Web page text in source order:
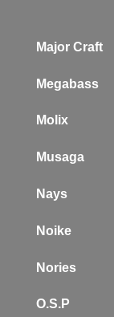
Major Craft
Megabass
Molix
Musaga
Nays
Noike
Nories
O.S.P